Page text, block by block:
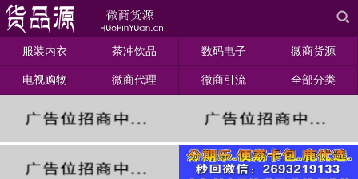
服装内衣 茶冲饮品 数码电子 微商货源
电视购物 微商代理 微商引流 全部分类